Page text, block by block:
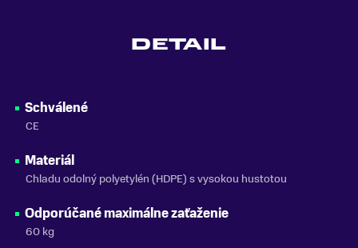
DETAIL
Schválené
CE
Materiál
Chladu odolný polyetylén (HDPE) s vysokou hustotou
Odporúčané maximálne zaťaženie
60 kg